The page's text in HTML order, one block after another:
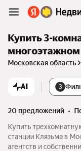
Купить 3-
многоэтажном
Московская область
AI 3
20 предложений •
Купить
станции Клязьма в
агентств и